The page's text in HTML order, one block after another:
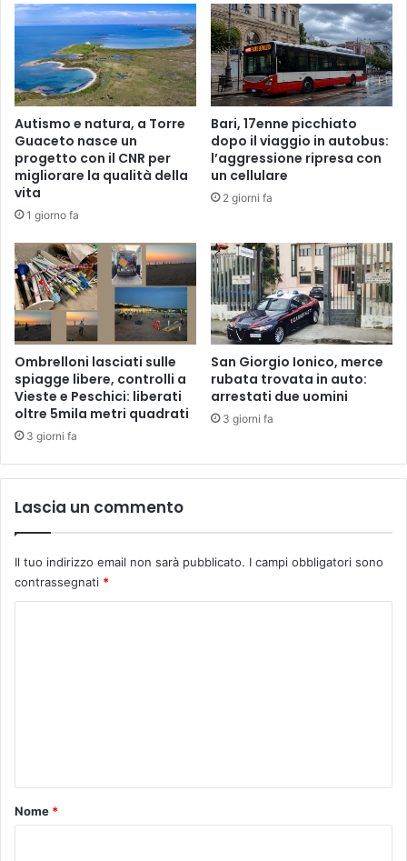
Autismo e natura, a Torre
Guaceto nasce un
progetto con il CNR per
migliorare la qualità della
vita
1 giorno fa
Bari, 17enne picchiato
dopo il viaggio in autobus:
l’aggressione ripresa con
un cellulare
2 giorni fa
Ombrelloni lasciati sulle
spiagge libere, controlli a
Vieste e Peschici: liberati
oltre 5mila metri quadrati
3 giorni fa
San Giorgio Ionico, merce
rubata trovata in auto:
arrestati due uomini
3 giorni fa
Lascia un commento
Il tuo indirizzo email non sarà pubblicato. I campi obbligatori sono
contrassegnati *
o
Nome *